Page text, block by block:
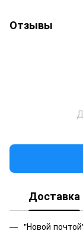
Отзывы
Доставка
"Новой